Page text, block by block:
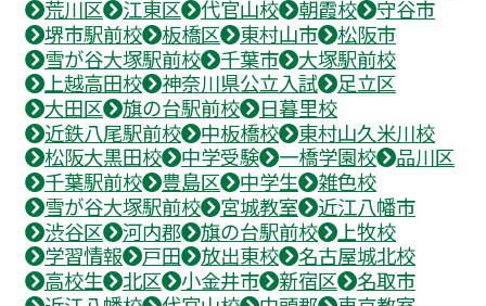
荒川区
江東区 代官山校 朝霞校
守谷市
堺市駅前校
板橋区 東村山市
松阪市
雪が谷大塚駅前校
千葉市
大塚駅前校
上越高田校
神奈川県公立入試
足立区
大田区
旗の台駅前校
日暮里校
近鉄八尾駅前校
中板橋校
東村山久米川校
松阪大黒田校
中学受験 一橋学園校
品川区
千葉駅前校
豊島区 中学生
雑色校
雪が谷大塚駅前校
宮城教室
近江八幡市
渋谷区
河内郡 旗の台駅前校
上牧校
学習情報
戸田 放出東校
名古屋城北校
高校生
北区 小金井市 新宿区
名取市